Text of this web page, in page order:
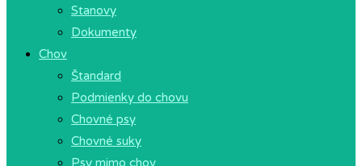
Stanovy
Dokumenty
Chov
Štandard
Podmienky do chovu
Chovné psy
Chovné suky
Psy mimo chov